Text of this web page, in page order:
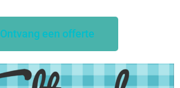
Ontvang een offerte